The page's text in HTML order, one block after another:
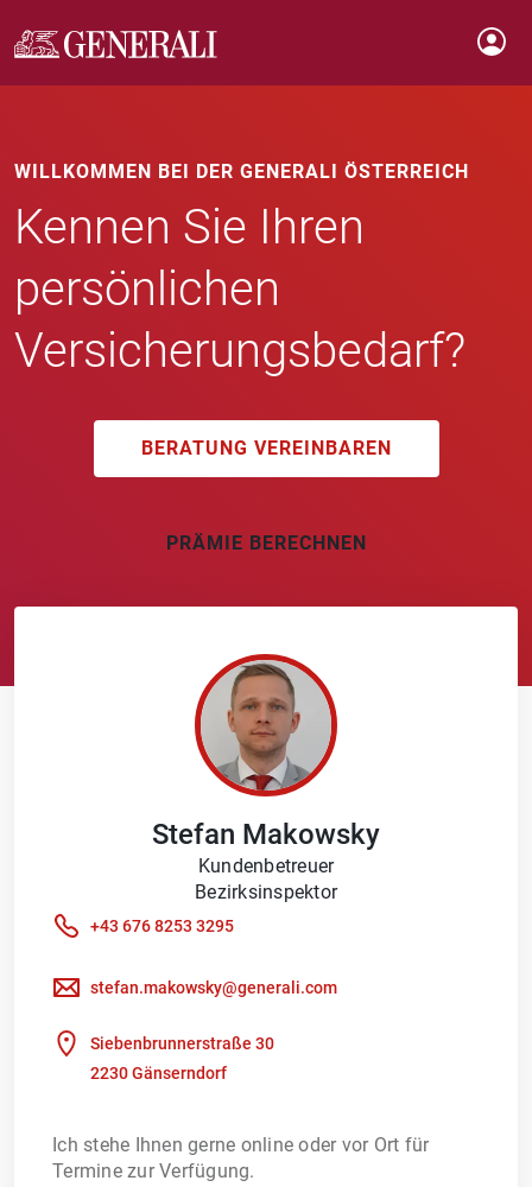
WILLKOMMEN BEI DER GENERALI ÖSTERREICH
Kennen Sie Ihren
persönlichen
Versicherungsbedarf?
BERATUNG VEREINBAREN
PRÄMIE BERECHNEN
Stefan Makowsky
Kundenbetreuer
Bezirksinspektor
+43 676 8253 3295
stefan.makowsky@generali.com
Siebenbrunnerstraße 30
2230 Gänserndorf
Ich stehe Ihnen gerne online oder vor Ort für
Termine zur Verfügung.